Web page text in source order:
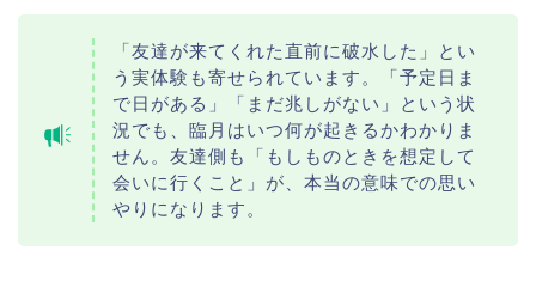
「友達が来てくれた直前に破水した」とい
う実体験も寄せられています。「予定日ま
で日がある」「まだ兆しがない」という状
況でも、臨月はいつ何が起きるかわかりま
せん。友達側も「もしものときを想定して
会いに行くこと」が、本当の意味での思い
やりになります。